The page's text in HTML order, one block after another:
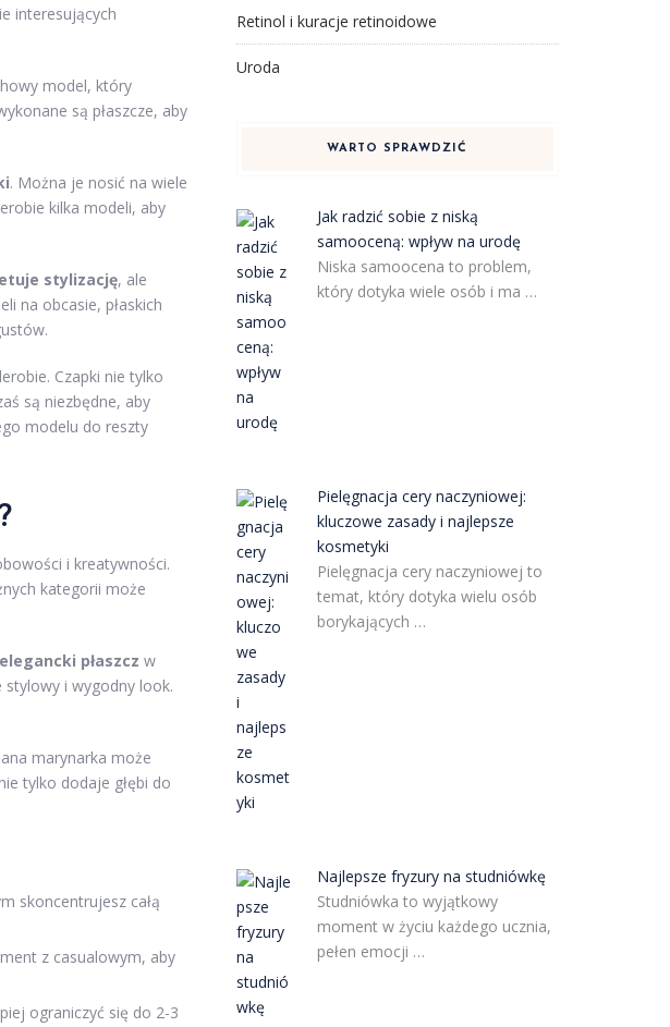
interesujących
model, który
są płaszcze, aby
. Można je nosić na wiele
kilka modeli, aby
stylizację, ale
na obcasie, płaskich
Czapki nie tylko
są niezbędne, aby
modelu do reszty
i kreatywności.
kategorii może
elegancki płaszcz w
i wygodny look.
marynarka może
tylko dodaje głębi do
skoncentrujesz całą
z casualowym, aby
ograniczyć się do 2-3
Retinol i kuracje retinoidowe
Uroda
WARTO SPRAWDZIĆ
Jak radzić sobie z niską
samooceną: wpływ na urodę
Niska samoocena to problem,
który dotyka wiele osób i ma …
Pielęgnacja cery naczyniowej:
kluczowe zasady i najlepsze
kosmetyki
Pielęgnacja cery naczyniowej to
temat, który dotyka wielu osób
borykających …
Najlepsze fryzury na studniówkę
Studniówka to wyjątkowy
moment w życiu każdego ucznia,
pełen emocji …